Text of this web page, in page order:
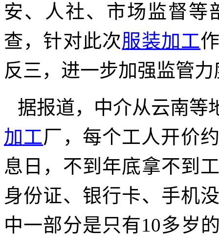
安、人社、市场监督等
查，针对此次服装加工
反三，进一步加强监管
据报道，中介从云南等
加工厂，每个工人开价
息日，不到年底拿不到
身份证、银行卡、手机
中一部分是只有10多岁